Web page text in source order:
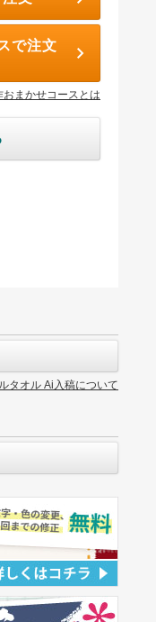
で注文
おまかせコースとは
タオル Ai入稿について